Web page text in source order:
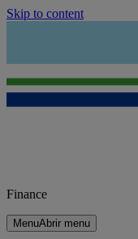
Skip to content
Finance
MenuAbrir menu